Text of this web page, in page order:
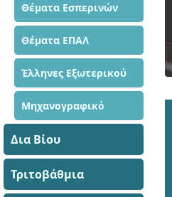
Θέματα Εσπερινών
Θέματα ΕΠΑΛ
Έλληνες Εξωτερικού
Μηχανογραφικό
Δια Βίου
Τριτοβάθμια